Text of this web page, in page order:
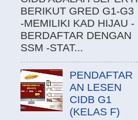
BERIKUT GRED G1-G3
-MEMILIKI KAD HIJAU -
BERDAFTAR DENGAN
SSM -STAT...
PENDAFTAR
AN LESEN
CIDB G1
(KELAS F)